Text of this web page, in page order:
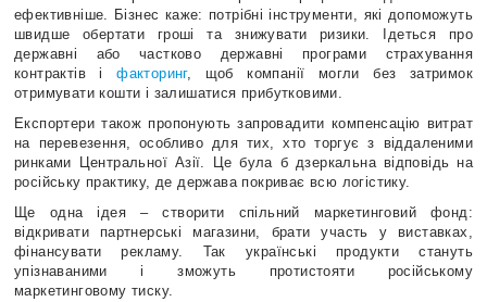
ефективніше. Бізнес каже: потрібні інструменти, які допоможуть
швидше обертати гроші та знижувати ризики. Ідеться про
державні або частково державні програми страхування
контрактів іфакторинг, щоб компанії могли без затримок
отримувати кошти і залишатися прибутковими.
Експортери також пропонують запровадити компенсацію витрат
на перевезення, особливо для тих, хто торгує з віддаленими
ринками Центральної Азії. Це була б дзеркальна відповідь на
російську практику, де держава покриває всю логістику.
Ще одна ідея – створити спільний маркетинговий фонд:
відкривати партнерські магазини, брати участь у виставках,
фінансувати рекламу. Так українські продукти стануть
упізнаваними і зможуть протистояти російському
маркетинговому тиску.